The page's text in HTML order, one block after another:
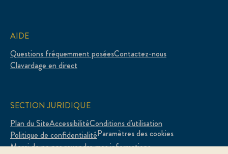
AIDE
Questions fréquemment poséesContactez-nous
Clavardage en direct
SECTION JURIDIQUE
Plan du SiteAccessibilitéConditions d'utilisation
Politique de confidentialitéParamètres des cookies
Merci de ne pas revendre mes informations